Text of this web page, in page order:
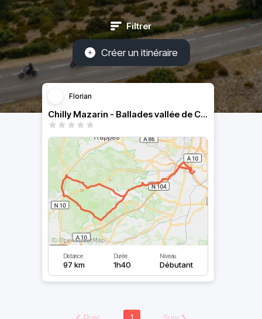
Filtrer
Créer un itinéraire
Florian
Chilly Mazarin - Ballades vallée de Chevreuse
Distance
97 km
Durée
1h40
Niveau
Débutant